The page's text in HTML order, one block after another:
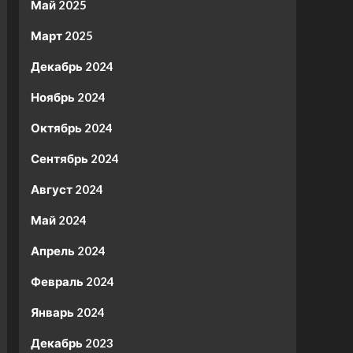
Май 2025
Март 2025
Декабрь 2024
Ноябрь 2024
Октябрь 2024
Сентябрь 2024
Август 2024
Май 2024
Апрель 2024
Февраль 2024
Январь 2024
Декабрь 2023